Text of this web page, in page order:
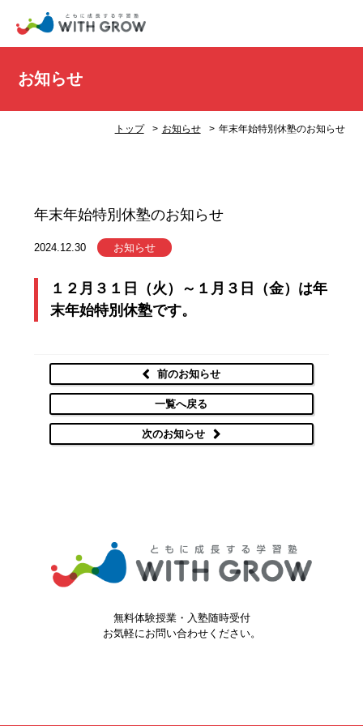
お知らせ
トップ お知らせ 年末年始特別休塾のお知らせ
年末年始特別休塾のお知らせ
2024.12.30 お知らせ
１２月３１日（火）～１月３日（金）は年
末年始特別休塾です。
前のお知らせ
一覧へ戻る
次のお知らせ
無料体験授業・入塾随時受付
お気軽にお問い合わせください。